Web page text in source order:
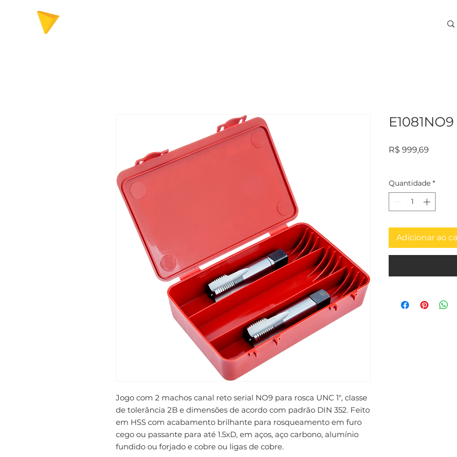
Jogo com 2 machos canal reto serial NO9 para rosca UNC 1", classe
de tolerância 2B e dimensões de acordo com padrão DIN 352. Feito
em HSS com acabamento brilhante para rosqueamento em furo
cego ou passante para até 1.5xD, em aços, aço carbono, alumínio
fundido ou forjado e cobre ou ligas de cobre.
E1081NO9
R$ 999,69
Quantidade *
Adicionar ao